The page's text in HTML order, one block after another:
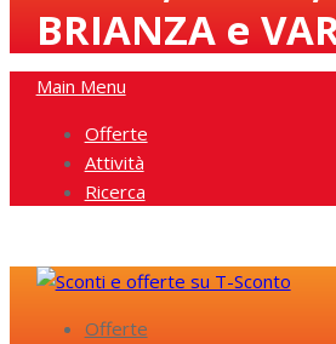
BRIANZA e
Main Menu
Offerte
Attività
Ricerca
Offerte